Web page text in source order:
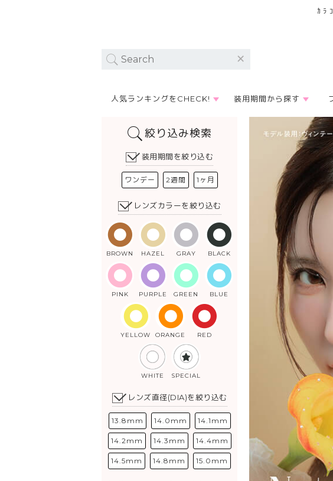
ｶﾗ
人気ランキングをCHECK! 装用期間から探す
絞り込み検索
装用期間を絞り込む
ワンデー 2週間 1ヶ月
レンズカラーを絞り込む
BROWN HAZEL GRAY BLACK
PINK PURPLE GREEN BLUE
YELLOW ORANGE RED
WHITE SPECIAL
レンズ直径(DIA)を絞り込む
13.8mm 14.0mm 14.1mm
14.2mm 14.3mm 14.4mm
14.5mm 14.8mm 15.0mm